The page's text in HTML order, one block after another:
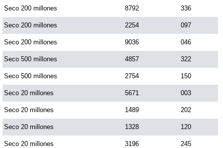
Seco 200 millones 8792 336
Seco 200 millones 2254 097
Seco 200 millones 9036 046
Seco 500 millones 4857 322
Seco 500 millones 2754 150
Seco 20 millones 5671 003
Seco 20 millones 1489 202
Seco 20 millones 1328 120
Seco 20 millones 3196 245